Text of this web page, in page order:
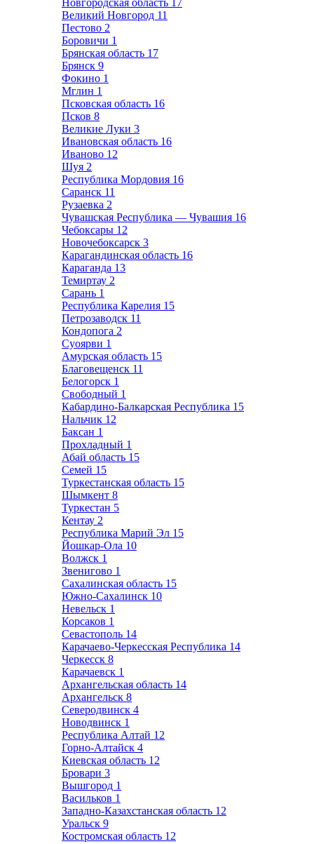
Новгородская область 17
Великий Новгород 11
Пестово 2
Боровичи 1
Брянская область 17
Брянск 9
Фокино 1
Мглин 1
Псковская область 16
Псков 8
Великие Луки 3
Ивановская область 16
Иваново 12
Шуя 2
Республика Мордовия 16
Саранск 11
Рузаевка 2
Чувашская Республика — Чувашия 16
Чебоксары 12
Новочебоксарск 3
Карагандинская область 16
Караганда 13
Темиртау 2
Сарань 1
Республика Карелия 15
Петрозаводск 11
Кондопога 2
Суоярви 1
Амурская область 15
Благовещенск 11
Белогорск 1
Свободный 1
Кабардино-Балкарская Республика 15
Нальчик 12
Баксан 1
Прохладный 1
Абай область 15
Семей 15
Туркестанская область 15
Шымкент 8
Туркестан 5
Кентау 2
Республика Марий Эл 15
Йошкар-Ола 10
Волжск 1
Звенигово 1
Сахалинская область 15
Южно-Сахалинск 10
Невельск 1
Корсаков 1
Севастополь 14
Карачаево-Черкесская Республика 14
Черкесск 8
Карачаевск 1
Архангельская область 14
Архангельск 8
Северодвинск 4
Новодвинск 1
Республика Алтай 12
Горно-Алтайск 4
Киевская область 12
Бровари 3
Вышгород 1
Васильков 1
Западно-Казахстанская область 12
Уральск 9
Костромская область 12